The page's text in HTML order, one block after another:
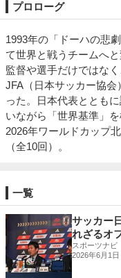
プロローグ
1993年の「ドーハの悲
て世界と戦うチームへ
監督や選手だけではな
JFA（日本サッカー協
った。日本代表ととも
いながら「世界基準」
2026年ワールドカップ
（全10回）。
一覧
サッカー
れざるオ
スポーツナビ
2026年6月1日